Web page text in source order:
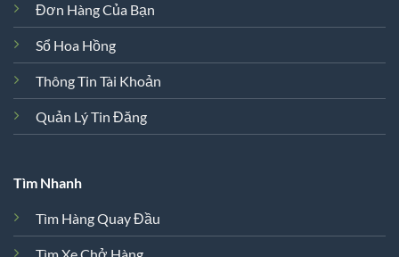
Đơn Hàng Của Bạn
Sổ Hoa Hồng
Thông Tin Tài Khoản
Quản Lý Tin Đăng
Tìm Nhanh
Tìm Hàng Quay Đầu
Tìm Xe Chở Hàng